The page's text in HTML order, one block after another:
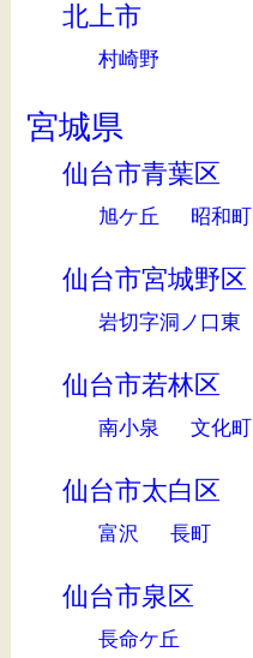
北上市
村崎野
宮城県
仙台市青葉区
旭ケ丘 昭和町
仙台市宮城野区
岩切字洞ノ口東
仙台市若林区
南小泉 文化町
仙台市太白区
富沢 長町
仙台市泉区
長命ケ丘